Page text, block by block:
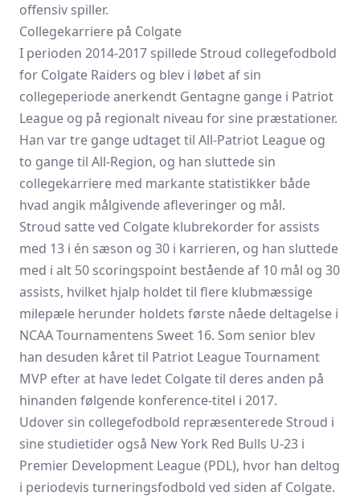
offensiv spiller.
Collegekarriere på Colgate
I perioden 2014-2017 spillede Stroud collegefodbold
for Colgate Raiders og blev i løbet af sin
collegeperiode anerkendt Gentagne gange i Patriot
League og på regionalt niveau for sine præstationer.
Han var tre gange udtaget til All-Patriot League og
to gange til All-Region, og han sluttede sin
collegekarriere med markante statistikker både
hvad angik målgivende afleveringer og mål.
Stroud satte ved Colgate klubrekorder for assists
med 13 i én sæson og 30 i karrieren, og han sluttede
med i alt 50 scoringspoint bestående af 10 mål og 30
assists, hvilket hjalp holdet til flere klubmæssige
milepæle herunder holdets første nåede deltagelse i
NCAA Tournamentens Sweet 16. Som senior blev
han desuden kåret til Patriot League Tournament
MVP efter at have ledet Colgate til deres anden på
hinanden følgende konference-titel i 2017.
Udover sin collegefodbold repræsenterede Stroud i
sine studietider også New York Red Bulls U-23 i
Premier Development League (PDL), hvor han deltog
i periodevis turneringsfodbold ved siden af Colgate.